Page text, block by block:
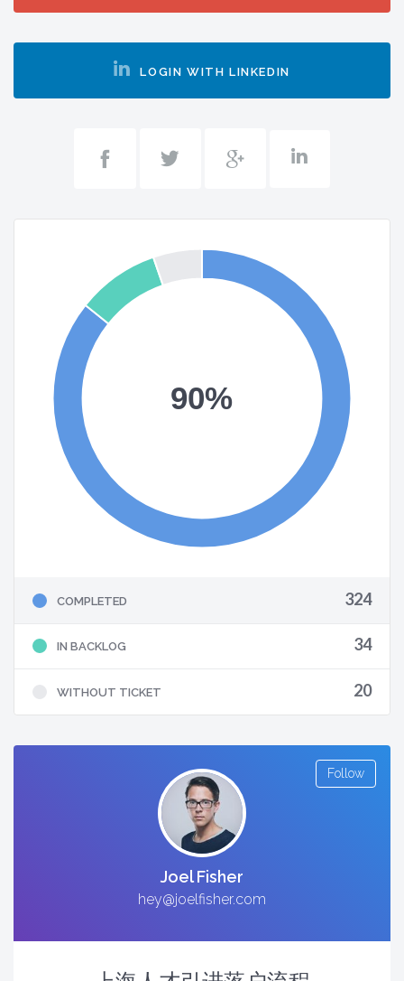
LOGIN WITH LINKEDIN
324
COMPLETED
34
IN BACKLOG
20
WITHOUT TICKET
Joel Fisher
hey@joelfisher.com
Follow